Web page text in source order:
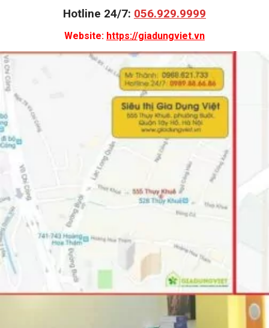
Hotline 24/7: 056.929.9999
Website: https://giadungviet.vn